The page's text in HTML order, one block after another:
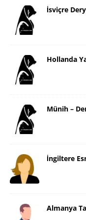
İsviçre
Hollanda
Münih –
İngiltere
Almanya